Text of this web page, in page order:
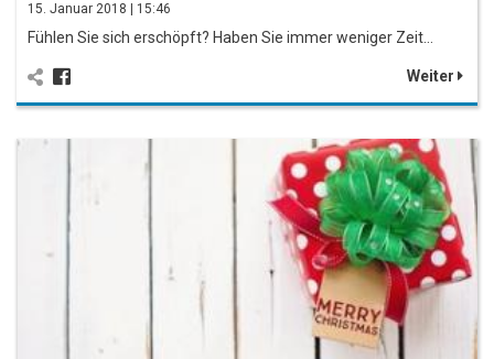
15. Januar 2018 | 15:46
Fühlen Sie sich erschöpft? Haben Sie immer weniger Zeit…
Weiter